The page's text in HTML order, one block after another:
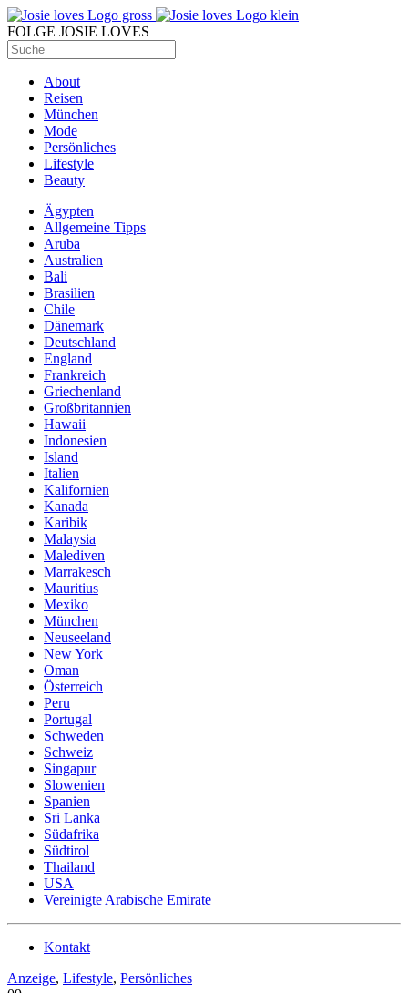
FOLGE JOSIE LOVES
About
Reisen
München
Mode
Persönliches
Lifestyle
Beauty
Ägypten
Allgemeine Tipps
Aruba
Australien
Bali
Brasilien
Chile
Dänemark
Deutschland
England
Frankreich
Griechenland
Großbritannien
Hawaii
Indonesien
Island
Italien
Kalifornien
Kanada
Karibik
Malaysia
Malediven
Marrakesch
Mauritius
Mexiko
München
Neuseeland
New York
Oman
Österreich
Peru
Portugal
Schweden
Schweiz
Singapur
Slowenien
Spanien
Sri Lanka
Südafrika
Südtirol
Thailand
USA
Vereinigte Arabische Emirate
Kontakt
Anzeige, Lifestyle, Persönliches